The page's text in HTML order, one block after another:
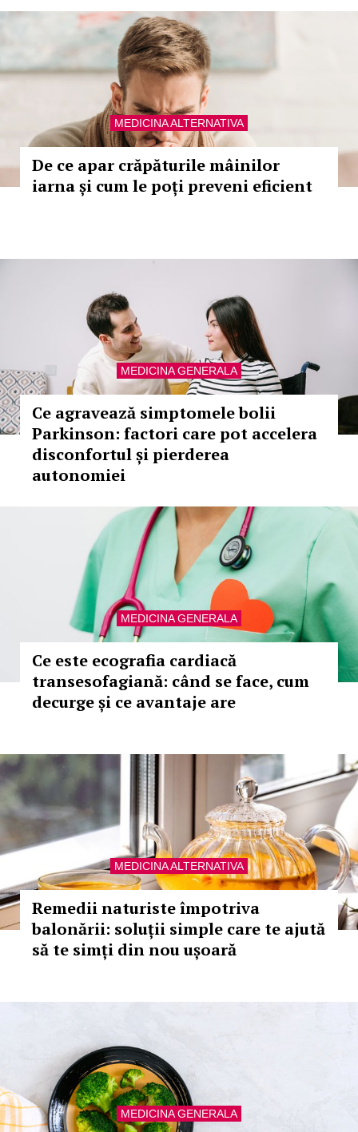
MEDICINA ALTERNATIVA
De ce apar crăpăturile mâinilor
iarna și cum le poți preveni eficient
MEDICINA GENERALA
Ce agravează simptomele bolii
Parkinson: factori care pot accelera
disconfortul și pierderea
autonomiei
MEDICINA GENERALA
Ce este ecografia cardiacă
transesofagiană: când se face, cum
decurge și ce avantaje are
MEDICINA ALTERNATIVA
Remedii naturiste împotriva
balonării: soluții simple care te ajută
să te simți din nou ușoară
MEDICINA GENERALA